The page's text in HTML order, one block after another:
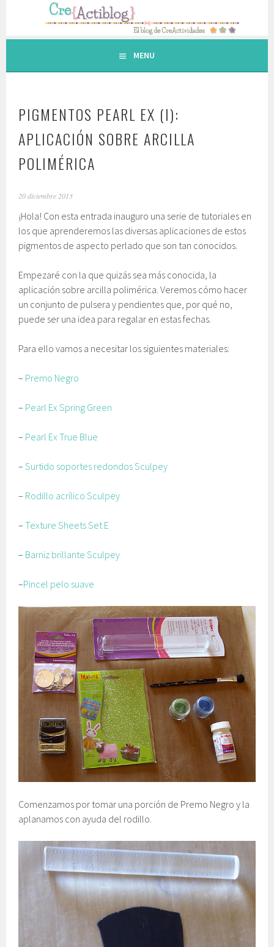
contenido.
MENU
PIGMENTOS PEARL EX (I):
APLICACIÓN SOBRE ARCILLA
POLIMÉRICA
20 diciembre 2013
¡Hola! Con esta entrada inauguro una serie de tutoriales en
los que aprenderemos las diversas aplicaciones de estos
pigmentos de aspecto perlado que son tan conocidos.
Empezaré con la que quizás sea más conocida, la
aplicación sobre arcilla polimérica. Veremos cómo hacer
un conjunto de pulsera y pendientes que, por qué no,
puede ser una idea para regalar en estas fechas.
Para ello vamos a necesitar los siguientes materiales:
– Premo Negro
– Pearl Ex Spring Green
– Pearl Ex True Blue
–Surtido soportes redondos Sculpey
– Rodillo acrílico Sculpey
–Texture Sheets Set E
– Barniz brillante Sculpey
–Pincel pelo suave
Comenzamos por tomar una porción de Premo Negro y la
aplanamos con ayuda del rodillo.